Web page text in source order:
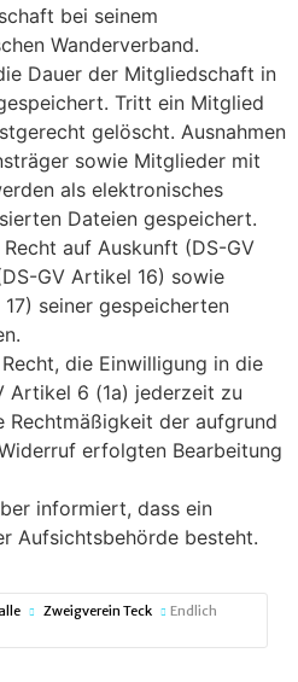
bei seinem
Wanderverband.
Dauer der Mitgliedschaft in
Tritt ein Mitglied
gelöscht. Ausnahmen
sowie Mitglieder mit
als elektronisches
Dateien gespeichert.
auf Auskunft (DS-GV
GV Artikel 16) sowie
seiner gespeicherten
die Einwilligung in die
Artikel 6 (1a) jederzeit zu
Rechtmäßigkeit der aufgrund
erfolgten Bearbeitung
informiert, dass ein
Aufsichtsbehörde besteht.
Zweigverein Teck
Endlich